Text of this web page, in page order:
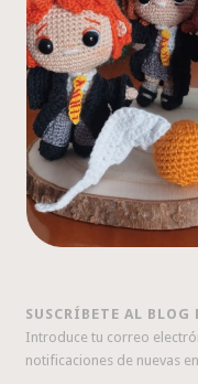
SUSCRÍBETE AL BLOG
Introduce tu correo
notificaciones de nuevas